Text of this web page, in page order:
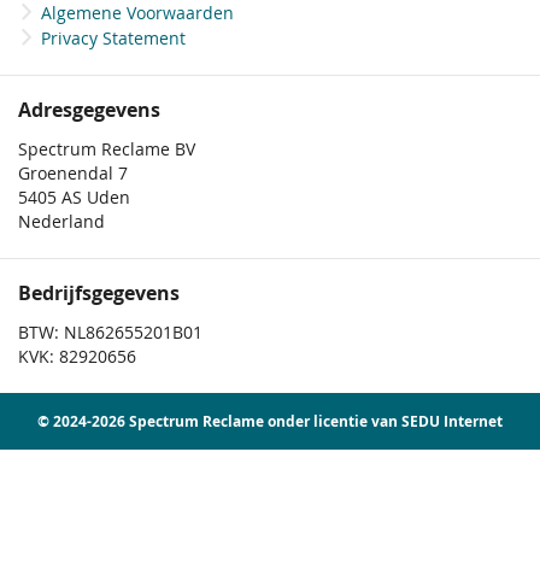
Algemene Voorwaarden
Privacy Statement
Adresgegevens
Spectrum Reclame BV
Groenendal 7
5405 AS Uden
Nederland
Bedrijfsgegevens
BTW: NL862655201B01
KVK: 82920656
© 2024-2026 Spectrum Reclame onder licentie van SEDU Internet